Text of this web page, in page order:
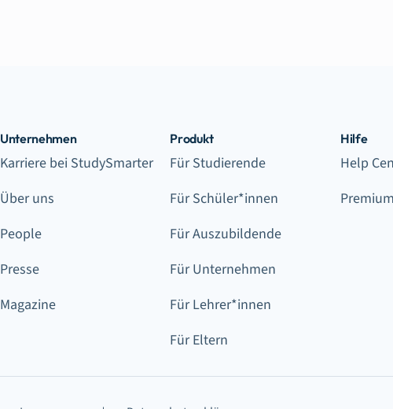
Unternehmen
Karriere bei StudySmarter
Über uns
People
Presse
Magazine
Produkt
Für Studierende
Für Schüler*innen
Für Auszubildende
Für Unternehmen
Für Lehrer*innen
Für Eltern
Hilfe
Help